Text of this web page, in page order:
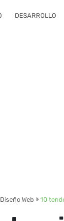
DESARROLLO
Diseño Web 10